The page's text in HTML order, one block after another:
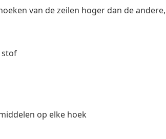
van de zeilen hoger dan de
stof
op elke hoek